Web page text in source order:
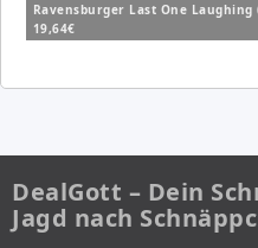
Ravensburger Last One
19,64€
DealGott – Dein
Jagd nach